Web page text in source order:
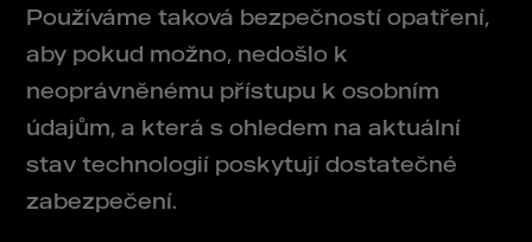
Používáme taková bezpečností opatření,
aby pokud možno, nedošlo k
neoprávněnému přístupu k osobním
údajům, a která s ohledem na aktuální
stav technologií poskytují dostatečné
zabezpečení.